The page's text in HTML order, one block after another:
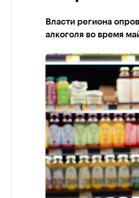
Власти региона
алкоголя во время